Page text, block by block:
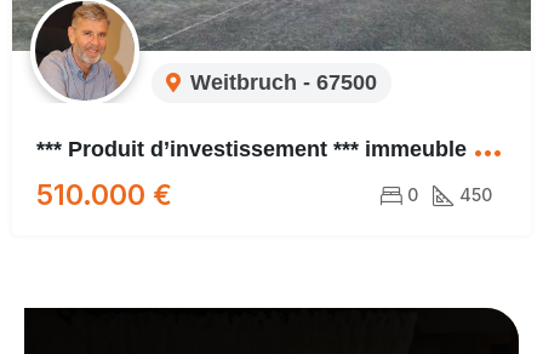
Weitbruch - 67500
*
** Produit d’investissement *** immeuble situé à proximité de toutes les commodités. A NE PAS LOUPER !!!
510.000 € 0 450